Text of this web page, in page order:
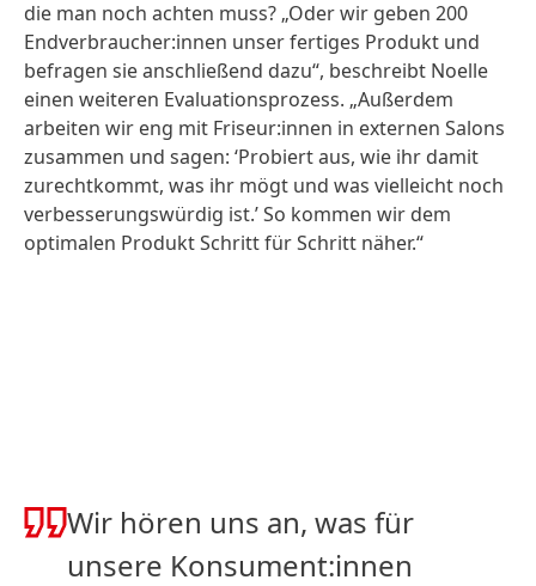
die man noch achten muss? „Oder wir geben 200
Endverbraucher:innen unser fertiges Produkt und
befragen sie anschließend dazu“, beschreibt Noelle
einen weiteren Evaluationsprozess. „Außerdem
arbeiten wir eng mit Friseur:innen in externen Salons
zusammen und sagen: ‘Probiert aus, wie ihr damit
zurechtkommt, was ihr mögt und was vielleicht noch
verbesserungswürdig ist.’ So kommen wir dem
optimalen Produkt Schritt für Schritt näher.“
Wir hören uns an, was für
unsere Konsument:innen